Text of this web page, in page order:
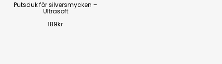
Putsduk för silversmycken –
Ultrasoft
189kr